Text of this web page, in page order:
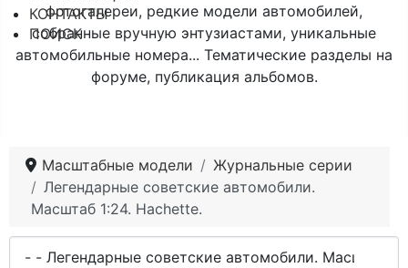
фотогалереи, редкие модели автомобилей,
собранные вручную энтузиастами, уникальные
автомобильные номера... Тематические разделы на
форуме, публикация альбомов.
КОНТАКТЫ
ПОИСК
Масштабные модели
Журнальные серии
Легендарные советские автомобили.
Масштаб 1:24. Hachette.